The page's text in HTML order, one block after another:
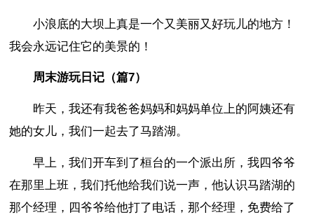
小浪底的大坝上真是一个又美丽又好玩儿的地方！
我会永远记住它的美景的！
周末游玩日记（篇7）
昨天，我还有我爸爸妈妈和妈妈单位上的阿姨还有
她的女儿，我们一起去了马踏湖。
早上，我们开车到了桓台的一个派出所，我四爷爷
在那里上班，我们托他给我们说一声，他认识马踏湖的
那个经理，四爷爷给他打了电话，那个经理，免费给了